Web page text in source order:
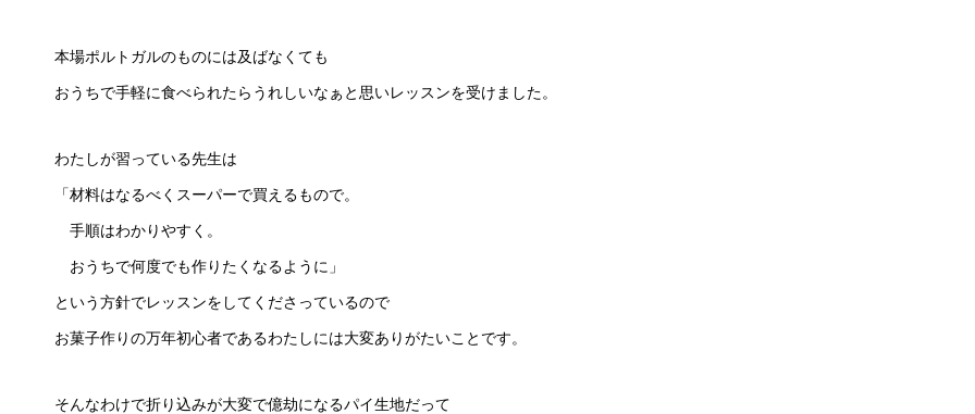
本場ポルトガルのものには及ばなくても
おうちで手軽に食べられたらうれしいなぁと思いレッスンを受けました。
わたしが習っている先生は
「材料はなるべくスーパーで買えるもので。
手順はわかりやすく。
おうちで何度でも作りたくなるように」
という方針でレッスンをしてくださっているので
お菓子作りの万年初心者であるわたしには大変ありがたいことです。
そんなわけで折り込みが大変で億劫になるパイ生地だって